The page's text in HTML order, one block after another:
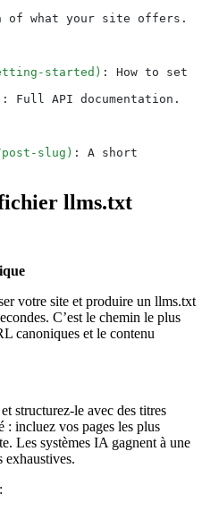
of what your site offers.
started ) : How to set
: Full API documentation.
slug ) : A short
llms.txt
votre site et produire un llms.txt
C’est le chemin le plus
canoniques et le contenu
et structurez-le avec des titres
: incluez vos pages les plus
Les systèmes IA gagnent à une
exhaustives.